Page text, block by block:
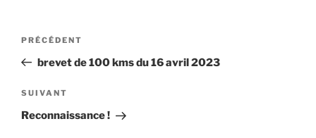
Navigation
l’article
Article
précédent
PRÉCÉDENT
brevet de 100 kms du 16 avril 2023
Article
suivant
SUIVANT
Reconnaissance !